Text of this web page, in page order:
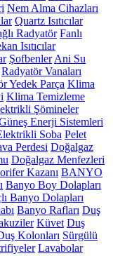
Nem Alma Cihazları
Quartz Isıtıcılar
Radyatör Fanlı
Isıtıcılar
Şofbenler Ani Su
Radyatör Vanaları
Yedek Parça Klima
Klima Temizleme
Şömineler
Enerji Sistemleri
Soba Pelet
Perdesi Doğalgaz
Doğalgaz Menfezleri
Kazanı BANYO
Banyo Boy Dolapları
Banyo Dolapları
Banyo Rafları Duş
Küvet Duş
Kolonları Sürgülü
Lavabolar